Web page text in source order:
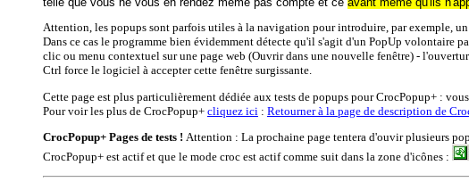
Attention, les popups sont parfois utiles à la navigation pour introduire, par exemple,
Dans ce cas le programme bien évidemment détecte qu'il s'agit d'un PopUp volontaire
clic ou menu contextuel sur une page web (Ouvrir dans une nouvelle fenêtre) -
Ctrl force le logiciel à accepter cette fenêtre surgissante.
Cette page est plus particulièrement dédiée aux tests de popups pour CrocPopup+ :
Pour voir les plus de CrocPopup+ cliquez ici : Retourner à la page de description de
CrocPopup+ Pages de tests ! Attention : La prochaine page tentera d'ouvir plusieurs
CrocPopup+ est actif et que le mode croc est actif comme suit dans la zone d'icônes :